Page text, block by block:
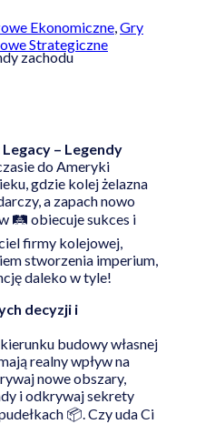
Ekonomiczne,Gry
Strategiczne
– Legendy
do Ameryki
gdzie kolej żelazna
a zapach nowo
🛤️ obiecuje sukces i
firmy kolejowej,
stworzenia imperium,
daleko w tyle!
decyzji i
budowy własnej
realny wpływ na
nowe obszary,
i odkrywaj sekrety
📦. Czy uda Ci